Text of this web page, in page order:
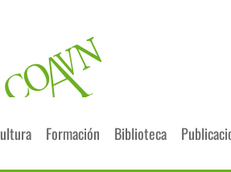
Formación Biblioteca